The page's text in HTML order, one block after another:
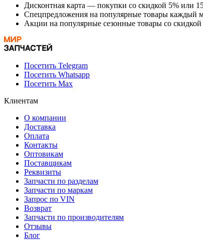
Дисконтная карта — покупки со скидкой 5% или
Спецпредложения на популярные товары каждый
Акции на популярные сезонные товары со скидкой
Посетить Telegram
Посетить Whatsapp
Посетить Max
Клиентам
О компании
Доставка
Оплата
Контакты
Оптовикам
Поставщикам
Реквизиты
Запчасти по разделам
Запчасти по маркам
Запрос по VIN
Возврат
Запчасти по производителям
Отзывы
Блог